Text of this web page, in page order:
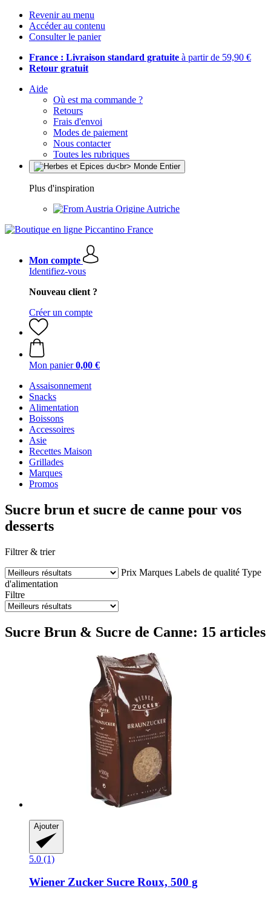
Revenir au menu
Accéder au contenu
Consulter le panier
France : Livraison standard gratuite à partir de 59,90 €
Retour gratuit
Aide
Où est ma commande ?
Retours
Frais d'envoi
Modes de paiement
Nous contacter
Toutes les rubriques
Plus d'inspiration
Origine Autriche
Mon compte
Identifiez-vous
Nouveau client ?
Créer un compte
Mon panier 0,00 €
Assaisonnement
Snacks
Alimentation
Boissons
Accessoires
Asie
Recettes Maison
Grillades
Marques
Promos
Sucre brun et sucre de canne pour vos
desserts
Filtrer & trier
Prix Marques Labels de qualité Type
d'alimentation
Filtre
Sucre Brun & Sucre de Canne: 15 articles
Ajouter
5.0 (1)
Wiener Zucker Sucre Roux, 500 g